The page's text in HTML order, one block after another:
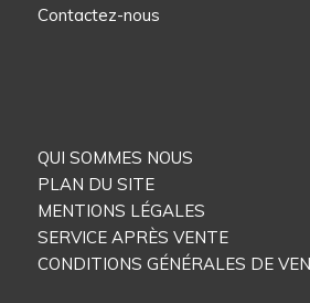
Contactez-nous
QUI SOMMES NOUS
PLAN DU SITE
MENTIONS LÉGALES
SERVICE APRÈS VENTE
CONDITIONS GÉNÉRALES DE